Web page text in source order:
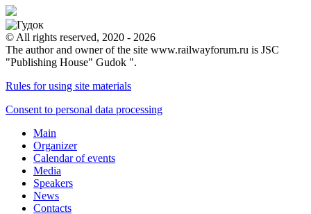
© All rights reserved, 2020 - 2026
The author and owner of the site www.railwayforum.ru is JSC
"Publishing House" Gudok ".
Rules for using site materials
Consent to personal data processing
Main
Organizer
Calendar of events
Media
Speakers
News
Contacts